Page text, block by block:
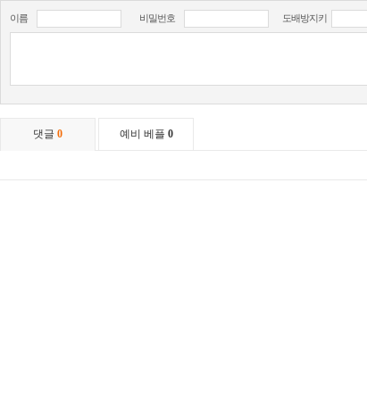
이름 비밀번호 도배방지키
댓글 0 예비 베플 0